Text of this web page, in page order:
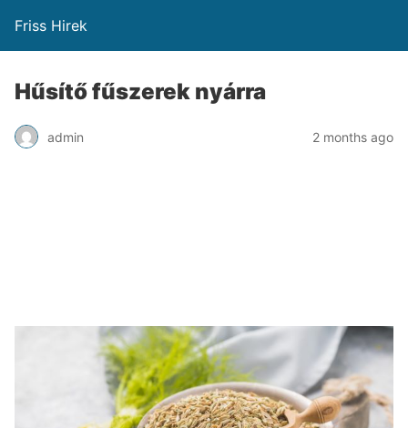
Friss Hirek
Hűsítő fűszerek nyárra
admin 2 months ago